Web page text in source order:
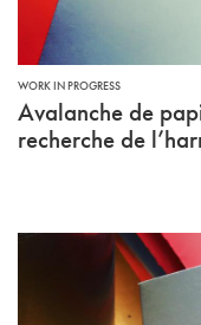
WORK IN PROGRESS
Avalanche de
recherche de